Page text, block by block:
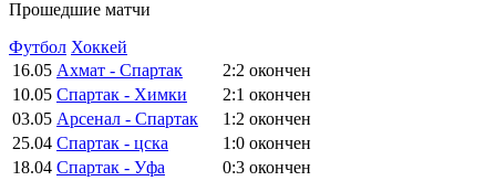
Прошедшие матчи
Футбол Хоккей
16.05 Ахмат - Спартак 2:2 окончен
10.05 Спартак - Химки 2:1 окончен
03.05 Арсенал - Спартак 1:2 окончен
25.04 Спартак - цска 1:0 окончен
18.04 Спартак - Уфа 0:3 окончен